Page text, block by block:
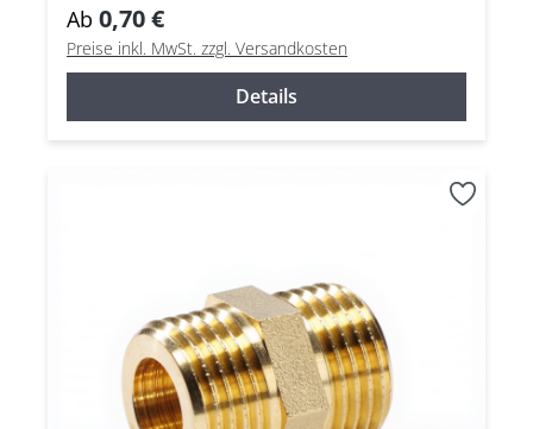
Ab 0,70 €
Preise inkl. MwSt. zzgl. Versandkosten
Details